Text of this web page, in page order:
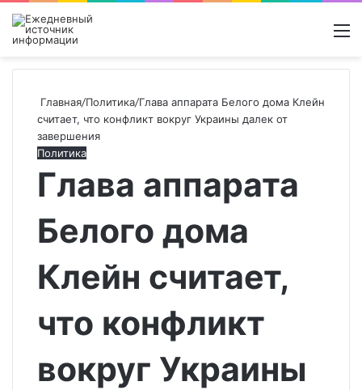
Поиск
Switch
Главная/Политика/Глава аппарата Белого дома Клейн
считает, что конфликт вокруг Украины далек от
завершения
Политика
Глава аппарата
Белого дома
Клейн считает,
что конфликт
вокруг Украины